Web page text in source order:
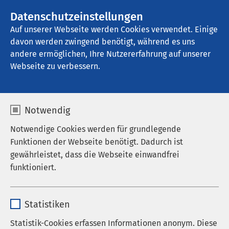
Datenschutzeinstellungen
Auf unserer Webseite werden Cookies verwendet. Einige
davon werden zwingend benötigt, während es uns
andere ermöglichen, Ihre Nutzererfahrung auf unserer
Webseite zu verbessern.
Notwendig
Notwendige Cookies werden für grundlegende
Funktionen der Webseite benötigt. Dadurch ist
gewährleistet, dass die Webseite einwandfrei
funktioniert.
Anbieter sgalinski
Statistiken
Statistik-Cookies erfassen Informationen anonym. Diese